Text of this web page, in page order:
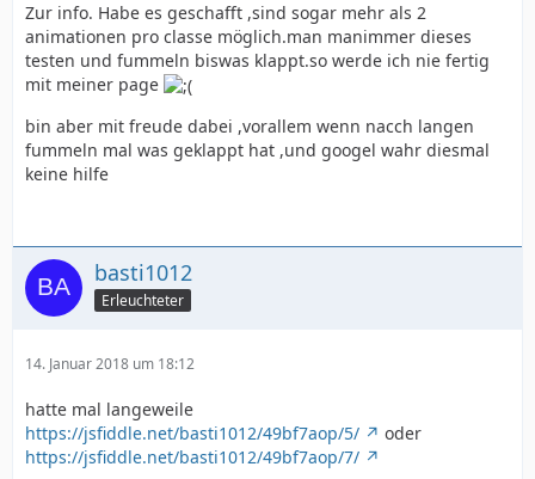
Zur info. Habe es geschafft ,sind sogar mehr als 2
animationen pro classe möglich.man manimmer dieses
testen und fummeln biswas klappt.so werde ich nie fertig
mit meiner page
bin aber mit freude dabei ,vorallem wenn nacch langen
fummeln mal was geklappt hat ,und googel wahr diesmal
keine hilfe
basti1012
Erleuchteter
14. Januar 2018 um 18:12
hatte mal langeweile
https://jsfiddle.net/basti1012/49bf7aop/5/
oder
https://jsfiddle.net/basti1012/49bf7aop/7/